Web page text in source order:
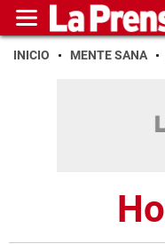
INICIO MENTE SANA